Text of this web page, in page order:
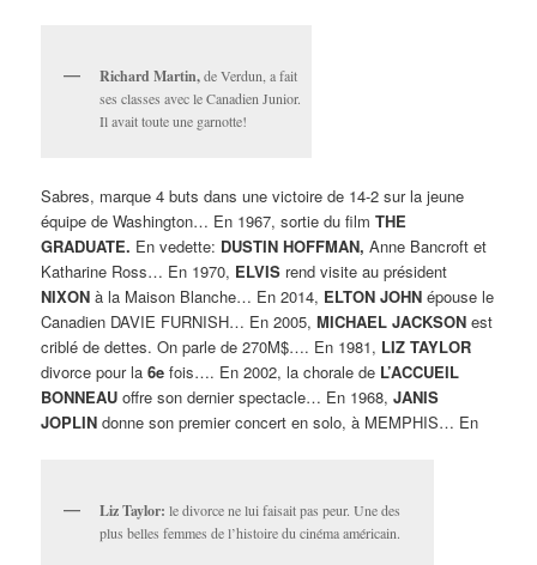
Richard Martin,de Verdun, a fait
ses classes avec le Canadien Junior.
Il avait toute une garnotte!
Sabres, marque 4 buts dans une victoire de 14-2 sur la jeune
équipe de Washington… En 1967, sortie du filmTHE
GRADUATE. En vedette: DUSTIN HOFFMAN, Anne Bancroft et
Katharine Ross… En 1970, ELVIS rend visite au président
NIXON à la Maison Blanche… En 2014, ELTON JOHN épouse le
Canadien DAVIE FURNISH… En 2005,MICHAEL JACKSON est
criblé de dettes. On parle de 270M$…. En 1981, LIZ TAYLOR
divorce pour la6e fois…. En 2002, la chorale de L’ACCUEIL
BONNEAU offre son dernier spectacle… En 1968,JANIS
JOPLIN donne son premier concert en solo, à MEMPHIS… En
Liz Taylor: le divorce ne lui faisait pas peur. Une des
plus belles femmes de l’histoire du cinéma américain.